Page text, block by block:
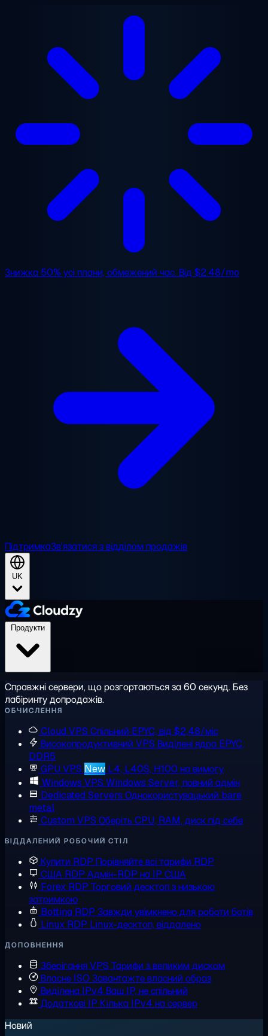
Знижка 50% усі плани, обмежений час. Від$2.48/mo
ПідтримкаЗв'язатися з відділом продажів
UK
Справжні сервери, що розгортаються за 60 секунд. Без
лабіринту допродажів.
ОБЧИСЛЕННЯ
Cloud VPS Спільний EPYC, від $2,48/міс
Високопродуктивний VPS Виділені ядра EPYC,
DDR5
GPU VPS New L4, L40S, H100 на вимогу
Windows VPS Windows Server, повний адмін
Dedicated Servers Однокористувацький bare
metal
Custom VPS Оберіть CPU, RAM, диск під себе
ВІДДАЛЕНИЙ РОБОЧИЙ СТІЛ
Купити RDP Порівняйте всі тарифи RDP
США RDP Адмін-RDP на IP США
Forex RDP Торговий десктоп з низькою
затримкою
Botting RDP Завжди увімкнено для роботи ботів
Linux RDP Linux-десктоп, віддалено
ДОПОВНЕННЯ
Зберігання VPS Тарифи з великим диском
Власне ISO Завантажте власний образ
Виділена IPv4 Ваш IP, не спільний
Додаткові IP Кілька IPv4 на сервер
Новий